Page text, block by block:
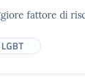
fattore di